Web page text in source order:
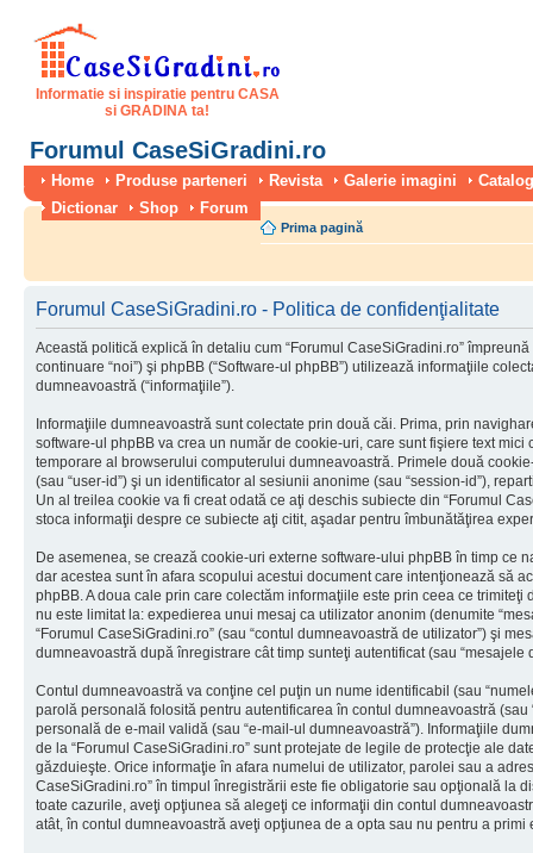
Informatie si inspiratie pentru CASA
si GRADINA ta!
Forumul CaseSiGradini.ro
Home Produse parteneri Revista Galerie imagini
Dictionar
Shop Forum
Prima pagină
Forumul CaseSiGradini.ro - Politica de confidenţialitate
Această politică explică în detaliu cum “Forumul CaseSiGradini.ro”
continuare “noi”) şi phpBB (“Software-ul phpBB”) utilizează informaţiile
dumneavoastră (“informaţiile”).
Informaţiile dumneavoastră sunt colectate prin două căi. Prima, prin
software-ul phpBB va crea un număr de cookie-uri, care sunt fişiere text mici
temporare al browserului computerului dumneavoastră. Primele două
(sau “user-id”) şi un identificator al sesiunii anonime (sau “session-id”),
Un al treilea cookie va fi creat odată ce aţi deschis subiecte din “Forumul
stoca informaţii despre ce subiecte aţi citit, aşadar pentru îmbunătăţirea
De asemenea, se crează cookie-uri externe software-ului phpBB în timp ce
dar acestea sunt în afara scopului acestui document care intenţionează să
phpBB. A doua cale prin care colectăm informaţiile este prin ceea ce trimiteţi
nu este limitat la: expedierea unui mesaj ca utilizator anonim (denumite
“Forumul CaseSiGradini.ro” (sau “contul dumneavoastră de utilizator”) şi
dumneavoastră după înregistrare cât timp sunteţi autentificat (sau “mesajele
Contul dumneavoastră va conţine cel puţin un nume identificabil (sau
parolă personală folosită pentru autentificarea în contul dumneavoastră (sau
personală de e-mail validă (sau “e-mail-ul dumneavoastră”). Informaţiile
de la “Forumul CaseSiGradini.ro” sunt protejate de legile de protecţie ale
găzduieşte. Orice informaţie în afara numelui de utilizator, parolei sau a
CaseSiGradini.ro” în timpul înregistrării este fie obligatorie sau opţională la
toate cazurile, aveţi opţiunea să alegeţi ce informaţii din contul
atât, în contul dumneavoastră aveţi opţiunea de a opta sau nu pentru a